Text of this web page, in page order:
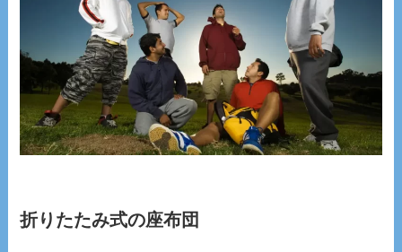
折りたたみ式の座布団